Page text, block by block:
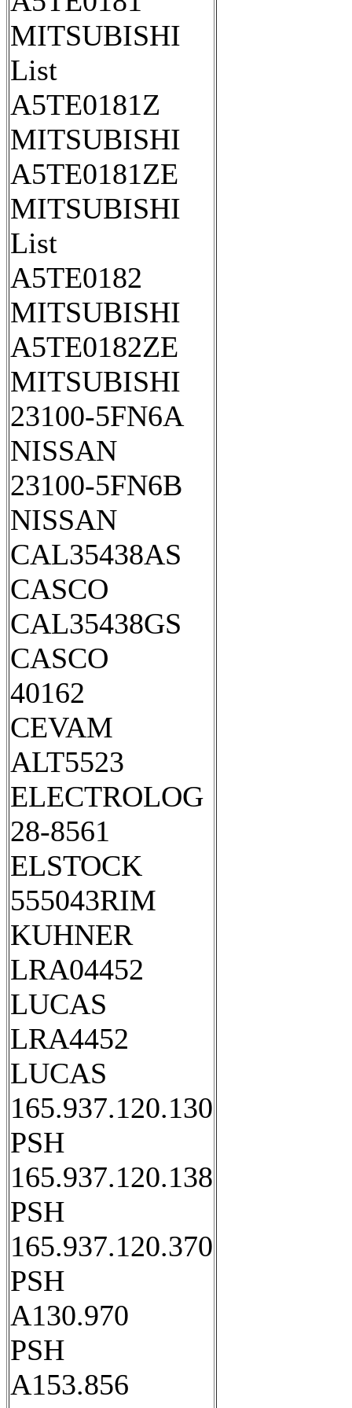
MITSUBISHI
List
A5TE0181Z
MITSUBISHI
A5TE0181ZE
MITSUBISHI
List
A5TE0182
MITSUBISHI
A5TE0182ZE
MITSUBISHI
23100-5FN6A
NISSAN
23100-5FN6B
NISSAN
CAL35438AS
CASCO
CAL35438GS
CASCO
40162
CEVAM
ALT5523
ELECTROLOG
28-8561
ELSTOCK
555043RIM
KUHNER
LRA04452
LUCAS
LRA4452
LUCAS
165.937.120.130
PSH
165.937.120.138
PSH
165.937.120.370
PSH
A130.970
PSH
A153.856